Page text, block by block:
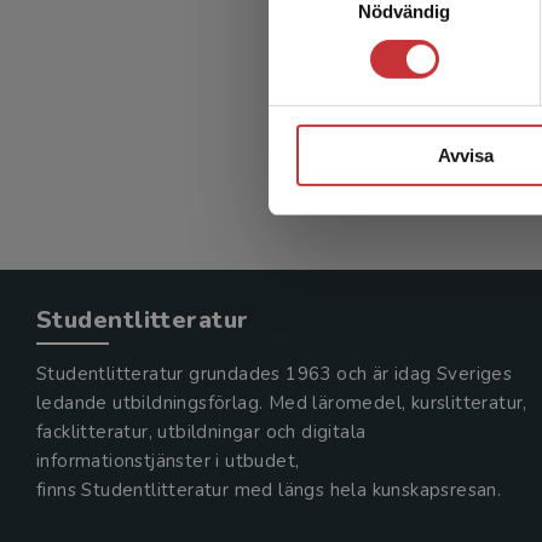
Nödvändig
Avvisa
Studentlitteratur
Studentlitteratur grundades 1963 och är idag Sveriges
ledande utbildningsförlag. Med läromedel, kurslitteratur,
facklitteratur, utbildningar och digitala
informationstjänster i utbudet,
finns Studentlitteratur med längs hela kunskapsresan.